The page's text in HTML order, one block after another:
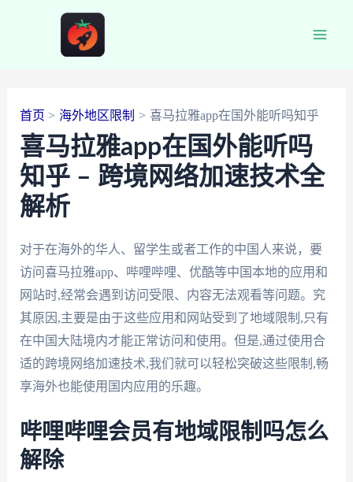
首页 海外地区限制 喜马拉雅app在国外能听吗知乎
喜马拉雅app在国外能听吗
知乎 – 跨境网络加速技术全
解析
对于在海外的华人、留学生或者工作的中国人来说，要
访问喜马拉雅app、哔哩哔哩、优酷等中国本地的应用和
网站时,经常会遇到访问受限、内容无法观看等问题。究
其原因,主要是由于这些应用和网站受到了地域限制,只有
在中国大陆境内才能正常访问和使用。但是,通过使用合
适的跨境网络加速技术,我们就可以轻松突破这些限制,畅
享海外也能使用国内应用的乐趣。
哔哩哔哩会员有地域限制吗怎么
解除